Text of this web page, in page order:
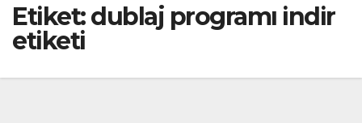
Etiket:dublaj programı indir
etiketi